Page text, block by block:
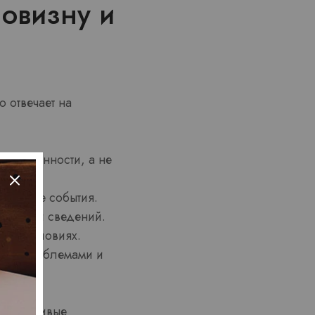
и
на
а не
события.
сведений.
условиях.
проблемами и